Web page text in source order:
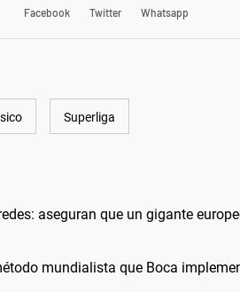
Facebook Twitter Whatsapp
Superliga
aseguran que un gigante
mundialista que Boca